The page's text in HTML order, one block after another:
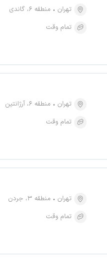
تهران
منطقه ۶، گاندی
تمام وقت
تهران
منطقه ۶، آرژانتین
تمام وقت
تهران
منطقه ۳، جردن
تمام وقت